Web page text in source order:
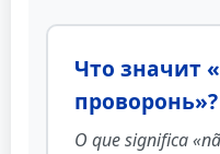
Что значит
проворонь»?
O que significa